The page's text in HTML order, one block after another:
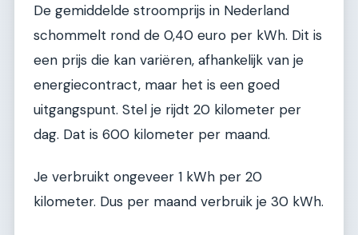
De gemiddelde stroomprijs in Nederland
schommelt rond de 0,40 euro per kWh. Dit is
een prijs die kan variëren, afhankelijk van je
energiecontract, maar het is een goed
uitgangspunt. Stel je rijdt 20 kilometer per
dag. Dat is 600 kilometer per maand.
Je verbruikt ongeveer 1 kWh per 20
kilometer. Dus per maand verbruik je 30 kWh.